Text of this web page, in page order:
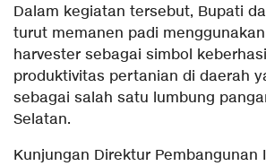
Dalam kegiatan tersebut, Bupati
turut memanen padi
harvester sebagai simbol
produktivitas pertanian di daerah
sebagai salah satu lumbung
Selatan.
Kunjungan Direktur Pembangunan